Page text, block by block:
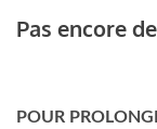
Pas encore
POUR